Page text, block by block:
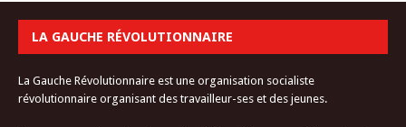
LA GAUCHE RÉVOLUTIONNAIRE
La Gauche Révolutionnaire est une organisation socialiste
révolutionnaire organisant des travailleur-ses et des jeunes.